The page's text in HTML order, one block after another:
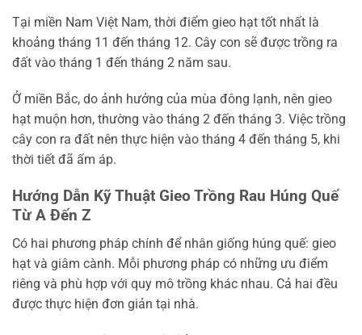
Tại miền Nam Việt Nam, thời điểm gieo hạt tốt nhất là
khoảng tháng 11 đến tháng 12. Cây con sẽ được trồng ra
đất vào tháng 1 đến tháng 2 năm sau.
Ở miền Bắc, do ảnh hưởng của mùa đông lạnh, nên gieo
hạt muộn hơn, thường vào tháng 2 đến tháng 3. Việc trồng
cây con ra đất nên thực hiện vào tháng 4 đến tháng 5, khi
thời tiết đã ấm áp.
Hướng Dẫn Kỹ Thuật Gieo Trồng Rau Húng Quế
Từ A Đến Z
Có hai phương pháp chính để nhân giống húng quế: gieo
hạt và giâm cành. Mỗi phương pháp có những ưu điểm
riêng và phù hợp với quy mô trồng khác nhau. Cả hai đều
được thực hiện đơn giản tại nhà.